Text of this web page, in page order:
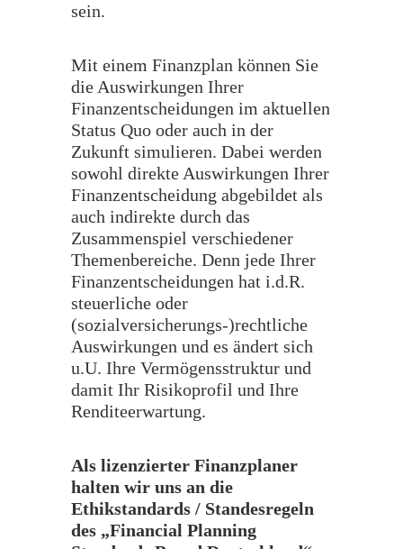
sein.
Mit einem Finanzplan können Sie
die Auswirkungen Ihrer
Finanzentscheidungen im aktuellen
Status Quo oder auch in der
Zukunft simulieren. Dabei werden
sowohl direkte Auswirkungen Ihrer
Finanzentscheidung abgebildet als
auch indirekte durch das
Zusammenspiel verschiedener
Themenbereiche. Denn jede Ihrer
Finanzentscheidungen hat i.d.R.
steuerliche oder
(sozialversicherungs-)rechtliche
Auswirkungen und es ändert sich
u.U. Ihre Vermögensstruktur und
damit Ihr Risikoprofil und Ihre
Renditeerwartung.
Als lizenzierter Finanzplaner
halten wir uns an die
Ethikstandards / Standesregeln
des „Financial Planning